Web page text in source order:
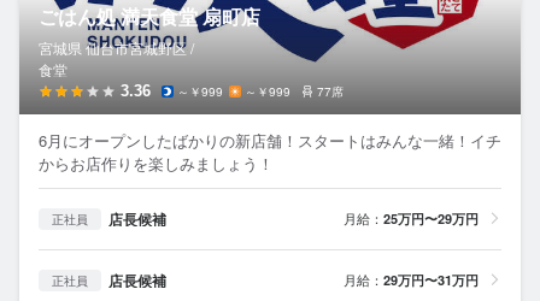
ごはん処 満天食堂 扇町店
宮城県 仙台市宮城野区 /
食堂
3.36 ～￥999 ～￥999 77席
6月にオープンしたばかりの新店舗！スタートはみんな一緒！イチ
からお店作りを楽しみましょう！
正社員 店長候補 月給： 25万円〜29万円
正社員 店長候補 月給： 29万円〜31万円